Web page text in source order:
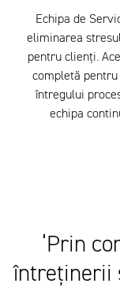
Echipa de
eliminarea
pentru clienți.
completă
întregului
echipa
‘Prin
întreținerii